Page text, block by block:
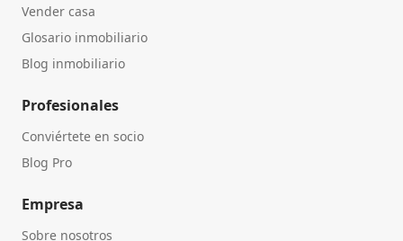
Vender casa
Glosario inmobiliario
Blog inmobiliario
Profesionales
Conviértete en socio
Blog Pro
Empresa
Sobre nosotros